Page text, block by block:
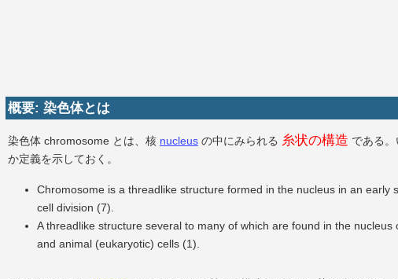
概要: 染色体とは
染色体 chromosome とは、核 nucleus の中にみられる 糸状の構造 である
か定義を示しておく。
Chromosome is a threadlike structure formed in the nucleus in an early
cell division (7).
A threadlike structure several to many of which are found in the nucleus
and animal (eukaryotic) cells (1).